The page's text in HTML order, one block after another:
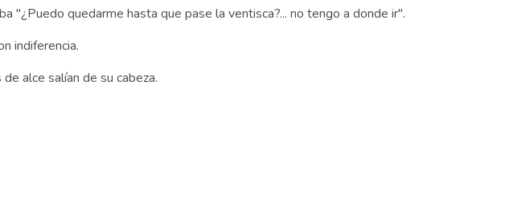
"¿Puedo quedarme hasta que pase la ventisca?... no tengo a donde ir".
indiferencia.
alce salían de su cabeza.